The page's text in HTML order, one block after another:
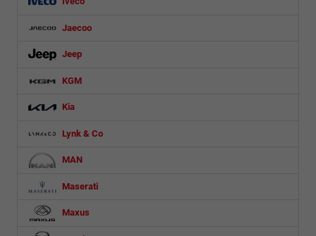
Jaecoo
Jeep
KGM
Kia
Lynk & Co
MAN
Maserati
Maxus